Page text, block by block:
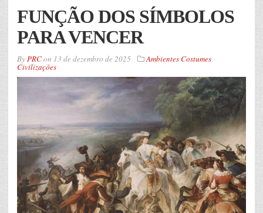
FUNÇÃO DOS SÍMBOLOS
PARA VENCER
ByPRCon 13 de dezembro de 2025 Ambientes Costumes
Civilizações